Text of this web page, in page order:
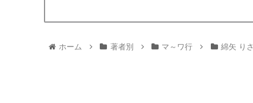
ホーム 著者別 マ～ワ行 綿矢 りさ